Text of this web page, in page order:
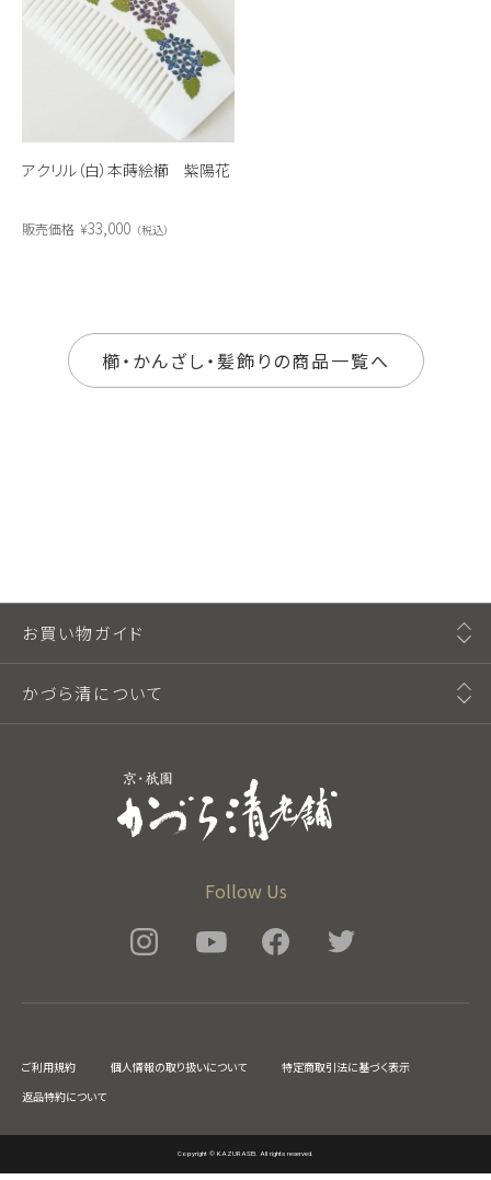
アクリル（白）本蒔絵櫛 紫陽花
販売価格 ¥33,000 税込
櫛・かんざし・髪飾りの商品一覧へ
Follow Us
お買い物ガイド
かづら清について
ご利用規約 個人情報の取り扱いについて
特定商取引法に基づく表示
返品特約について
Copyright © KAZURASEI. All rights reserved.